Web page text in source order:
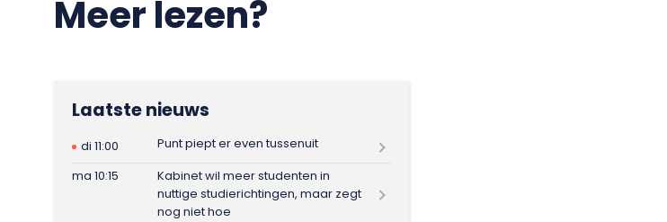
Meer lezen?
Laatste nieuws
di 11:00
Punt piept er even tussenuit
ma 10:15
Kabinet wil meer studenten in
nuttige studierichtingen, maar zegt
nog niet hoe